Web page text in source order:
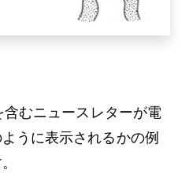
含むニュースレターが電
うに表示されるかの例